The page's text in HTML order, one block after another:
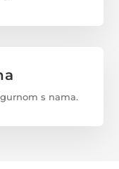
s nama.